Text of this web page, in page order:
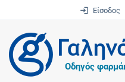
Είσοδος
Οδηγός